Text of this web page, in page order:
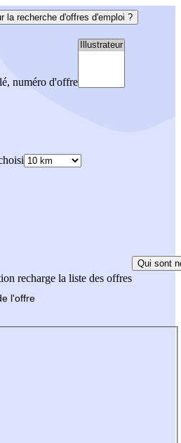
la recherche d'offres d'emploi ?
numéro d'offre
recharge la liste des offres
Qui sont
l'offre